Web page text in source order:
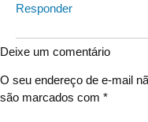
Responder
Deixe um comentário
O seu endereço de e-mail
são marcados com *